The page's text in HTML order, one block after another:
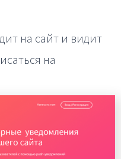
на сайт и видит
на